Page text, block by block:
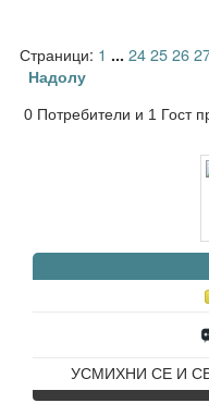
Страници: 1 ... 242526
Надолу
0 Потребители и 1 Гост
УСМИХНИ СЕ И